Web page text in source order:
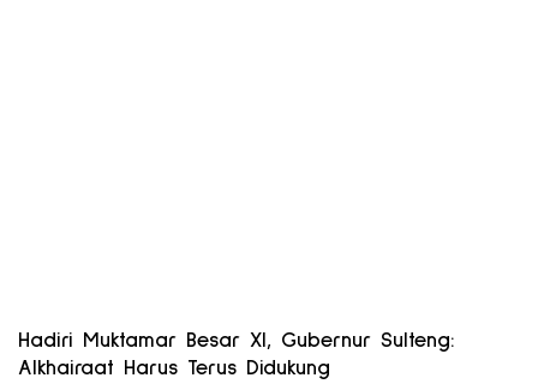
Hadiri Muktamar Besar XI, Gubernur Sulteng:
Alkhairaat Harus Terus Didukung